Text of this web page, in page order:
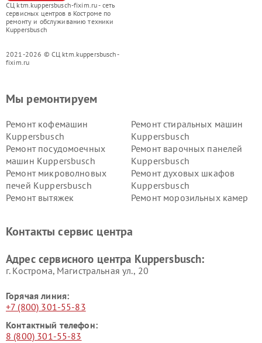
СЦ ktm.kuppersbusch-fixim.ru - сеть
сервисных центров в Костроме по
ремонту и обслуживанию техники
Kuppersbusch
2021-2026 © СЦ ktm.kuppersbusch-
fixim.ru
Мы ремонтируем
Ремонт кофемашин
Kuppersbusch
Ремонт стиральных машин
Kuppersbusch
Ремонт посудомоечных
машин Kuppersbusch
Ремонт варочных панелей
Kuppersbusch
Ремонт микроволновых
печей Kuppersbusch
Ремонт духовых шкафов
Kuppersbusch
Ремонт вытяжек
Ремонт морозильных камер
Kuppersbusch
вакуумных упаковщиков
Ремонт сушильных машин Kuppersbusch
Контакты сервис центра
Адрес сервисного центра Kuppersbusch:
г. Кострома, Магистральная ул., 20
Горячая линия:
+7 (800) 301-55-83
Контактный телефон:
8 (800) 301-55-83